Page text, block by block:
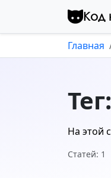
Перейти к контенту
Код
Главная
На этой
Статей: 1